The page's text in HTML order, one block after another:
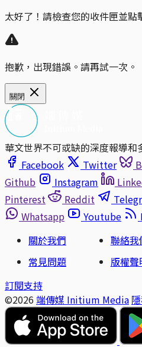
太好了！請檢查您的收件匣並點
抱歉，出現錯誤。請再試一次。
關閉
華文世界不可或缺的深度報導和
Facebook
Twitter
Github
Instagram
Pinterest
Reddit
Whatsapp
Youtube
關於我們
聯絡我
常見問題
版權聲
訂閱支持
©2026 端傳媒 Initium Media